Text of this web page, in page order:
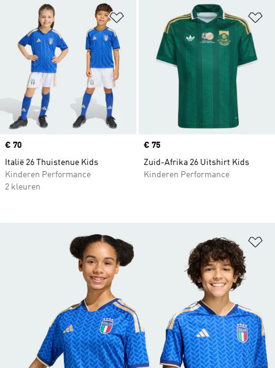
Op verlanglijst zetten
Price
€ 70
Italië 26 Thuistenue Kids
Kinderen Performance
2 kleuren
Price
€ 75
Zuid-Afrika 26 Uitshirt Kids
Kinderen Performance